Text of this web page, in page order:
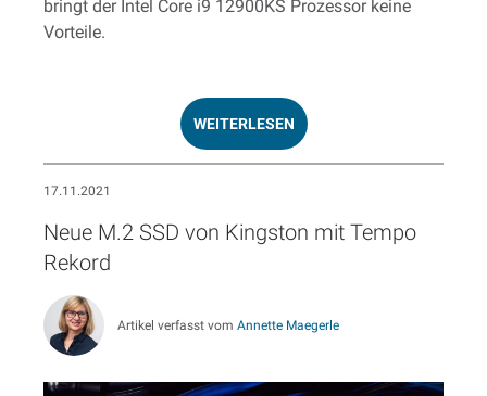
bringt der Intel Core i9 12900KS Prozessor keine
Vorteile.
WEITERLESEN
17.11.2021
Neue M.2 SSD von Kingston mit Tempo
Rekord
Artikel verfasst vom Annette Maegerle